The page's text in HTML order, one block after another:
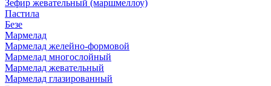
Зефир жевательный (маршмеллоу)
Пастила
Безе
Мармелад
Мармелад желейно-формовой
Мармелад многослойный
Мармелад жевательный
Мармелад глазированный